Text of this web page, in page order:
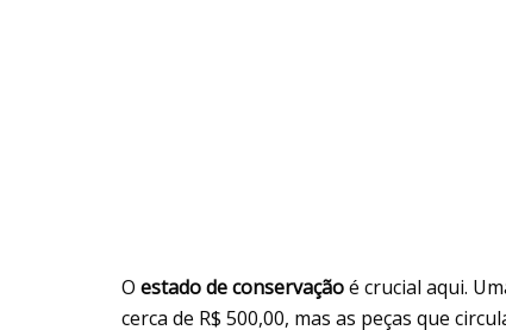
O estado de conservaçãoé crucial aqui.
cerca de R$ 500,00, mas as peças que